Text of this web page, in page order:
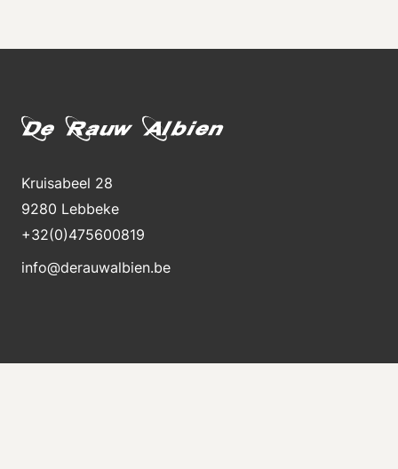
Kruisabeel 28
9280 Lebbeke
+32(0)475600819
info@derauwalbien.be
Bleiben Sie über neue Lagerbestände auf dem